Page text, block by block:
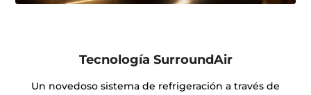
Tecnología SurroundAir
Un novedoso sistema de refrigeración a través de